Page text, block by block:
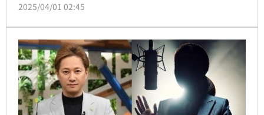
報告，認定他「職場性侵」富士電視台女主播是事實，
直呼「超毛骨悚然」。
2025/04/01 02:45